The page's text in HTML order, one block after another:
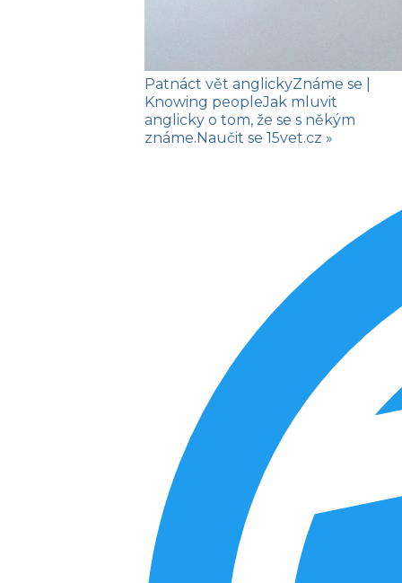
Patnáct vět anglickyZnáme se
Knowing peopleJak mluvit
anglicky o tom, že se s někým
známe.Naučit se 15vet.cz »